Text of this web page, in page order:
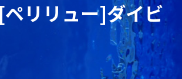
リリュー]ダイビ